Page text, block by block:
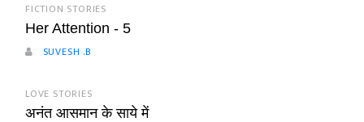
FICTION STORIES
Her Attention - 5
SUVESH .B
LOVE STORIES
अनंत आसमान के साये में